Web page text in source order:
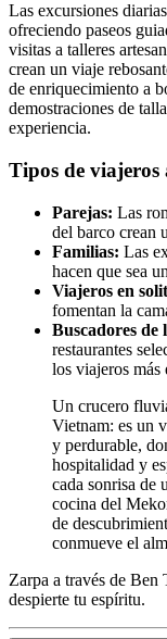
Las excursiones
ofreciendo paseos
visitas a talleres
crean un viaje
de enriquecimiento a
demostraciones de
experiencia.
Tipos de
Parejas: Las
del barco crean
Familias: Las
hacen que sea
Viajeros en
fomentan la
Buscadores de
restaurantes
los viajeros más
Un crucero
Vietnam: es un
y perdurable,
hospitalidad y
cada sonrisa de
cocina del
de
conmueve el
Zarpa a través de
despierte tu espíritu.